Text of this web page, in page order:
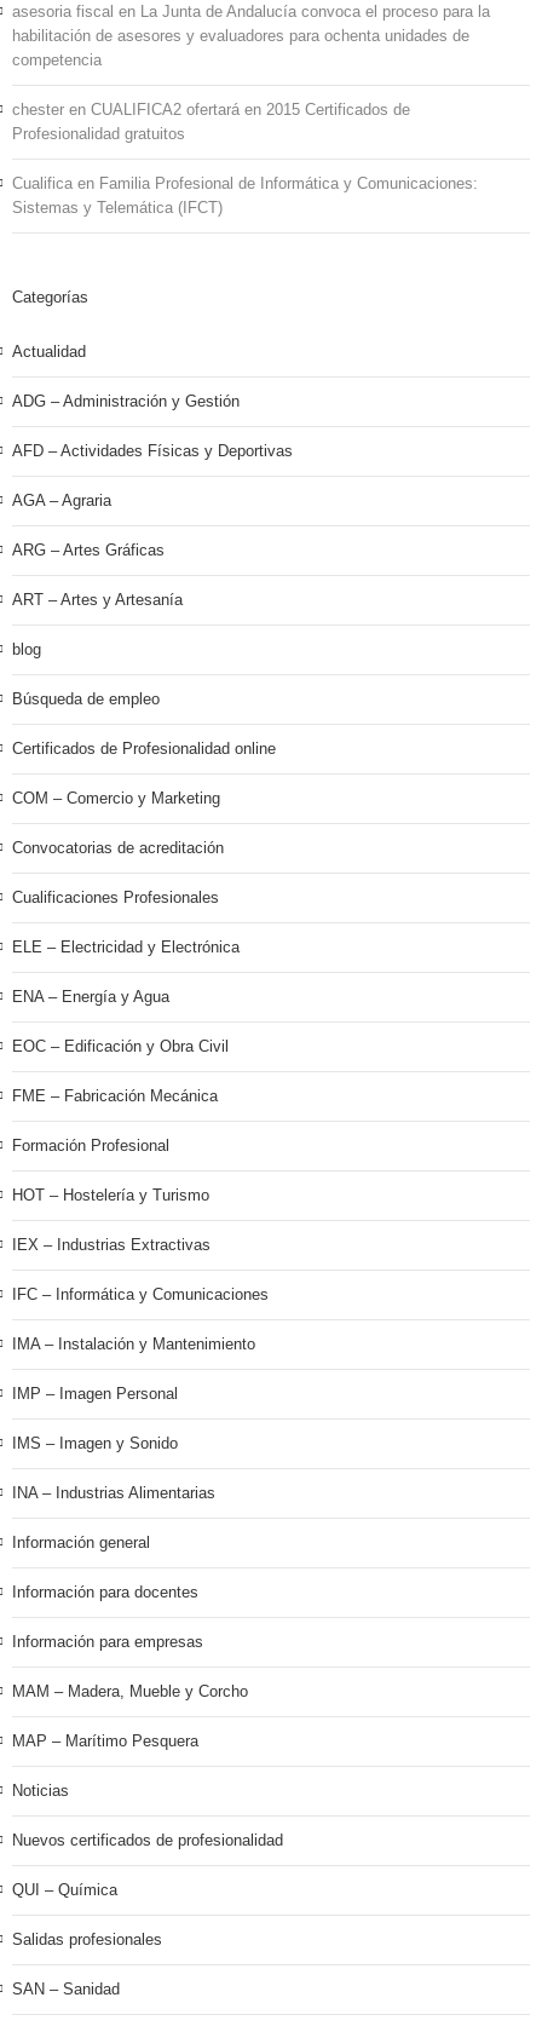
asesoria fiscal en La Junta de Andalucía convoca el proceso para la
habilitación de asesores y evaluadores para ochenta unidades de
competencia
chester en CUALIFICA2 ofertará en 2015 Certificados de
Profesionalidad gratuitos
Cualifica en Familia Profesional de Informática y Comunicaciones:
Sistemas y Telemática (IFCT)
Categorías
Actualidad
ADG – Administración y Gestión
AFD – Actividades Físicas y Deportivas
AGA – Agraria
ARG – Artes Gráficas
ART – Artes y Artesanía
blog
Búsqueda de empleo
Certificados de Profesionalidad online
COM – Comercio y Marketing
Convocatorias de acreditación
Cualificaciones Profesionales
ELE – Electricidad y Electrónica
ENA – Energía y Agua
EOC – Edificación y Obra Civil
FME – Fabricación Mecánica
Formación Profesional
HOT – Hostelería y Turismo
IEX – Industrias Extractivas
IFC – Informática y Comunicaciones
IMA – Instalación y Mantenimiento
IMP – Imagen Personal
IMS – Imagen y Sonido
INA – Industrias Alimentarias
Información general
Información para docentes
Información para empresas
MAM – Madera, Mueble y Corcho
MAP – Marítimo Pesquera
Noticias
Nuevos certificados de profesionalidad
QUI – Química
Salidas profesionales
SAN – Sanidad